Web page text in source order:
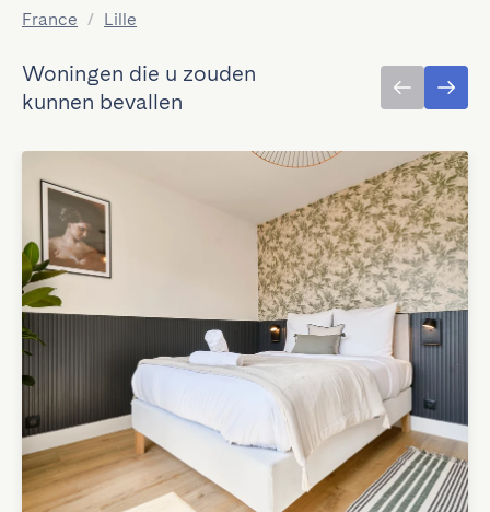
France / Lille
Woningen die u zouden
kunnen bevallen